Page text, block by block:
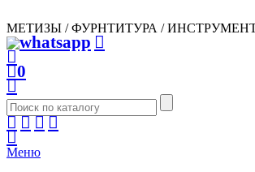
МЕТИЗЫ / ФУРНТИТУРА /
0
Меню